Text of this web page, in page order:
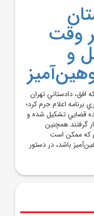
وقت
و
افق، دادستاني تهران
اعلام جرم کرد؛
قضايي تشکيل شده و
گرفتند.همچنين
که ممکن است
باشد، در دستور